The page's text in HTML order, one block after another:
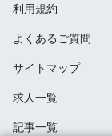
利用規約
よくあるご質問
サイトマップ
求人一覧
記事一覧